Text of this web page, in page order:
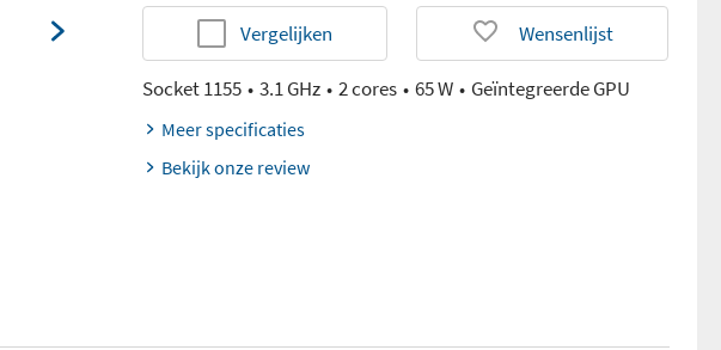
Vergelijken Wensenlijst
Socket 1155 3.1 GHz 2 cores 65 W Geïntegreerde GPU
Meer specificaties
Bekijk onze review